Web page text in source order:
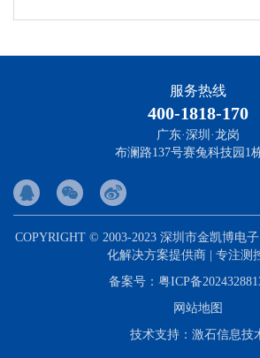
服务热线
400-1818-170
广东·深圳·龙岗
布澜路137号赛兔科技园1
COPYRIGHT © 2003-2023 深圳市金凯博电
化解决方案提供商 | 专注测
备案号： 粤ICP备
网站地图
技术支持： 激石信息技